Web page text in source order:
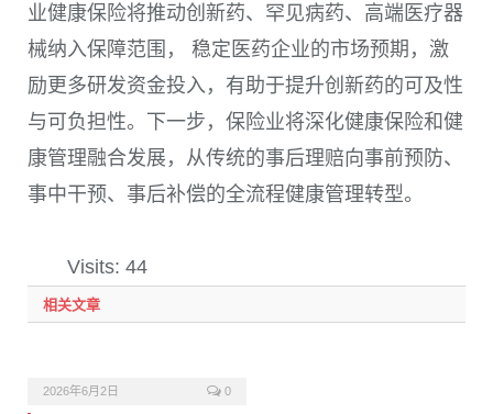
业健康保险将推动创新药、罕见病药、高端医疗器
械纳入保障范围， 稳定医药企业的市场预期，激
励更多研发资金投入，有助于提升创新药的可及性
与可负担性。下一步，保险业将深化健康保险和健
康管理融合发展，从传统的事后理赔向事前预防、
事中干预、事后补偿的全流程健康管理转型。
Visits: 44
相关文章
2026年6月2日 0